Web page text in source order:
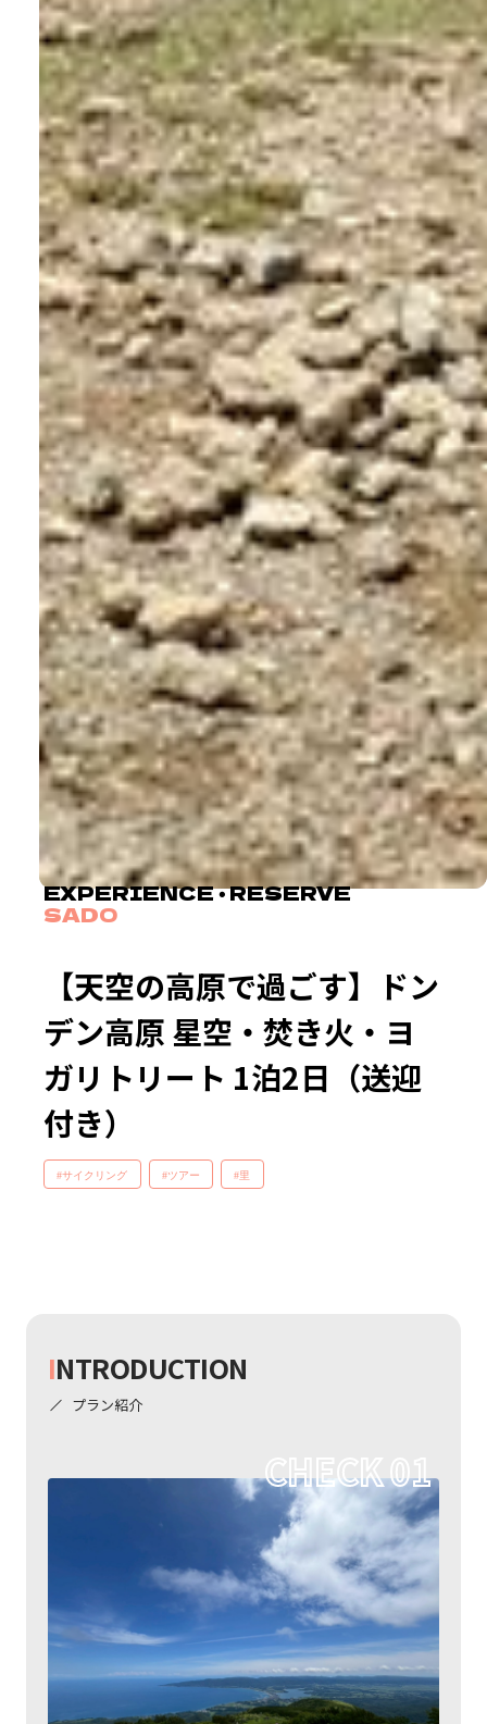
EXPERIENCE ・ RESERVE
SADO
【天空の高原で過ごす】ドン
デン高原 星空・焚き火・ヨ
ガリトリート 1泊2日（送迎
付き）
#サイクリング #ツアー #里
INTRODUCTION
プラン紹介